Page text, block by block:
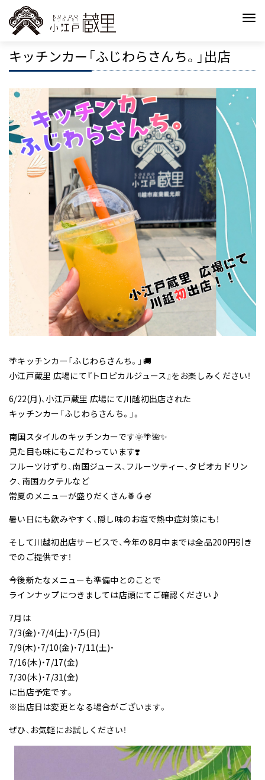
キッチンカー「ふじわらさんち。」出店
🌴キッチンカー「ふじわらさんち。」🚚
小江戸蔵里 広場にて『トロピカルジュース』をお楽しみください！
6/22(月)、小江戸蔵里 広場にて川越初出店された
キッチンカー「ふじわらさんち。」。
南国スタイルのキッチンカーです🌞🌴🌺✨
見た目も味にもこだわっています❣️
フルーツけずり、南国ジュース、フルーツティー、タピオカドリン
ク、南国カクテルなど
常夏のメニューが盛りだくさん🍍🥭🍧
暑い日にも飲みやすく、隠し味のお塩で熱中症対策にも！
そして川越初出店サービスで、今年の8月中までは全品200円引き
でのご提供です！
今後新たなメニューも準備中とのことで
ラインナップにつきましては店頭にてご確認ください♪
7月は
7/3(金)・7/4(土)・7/5(日)
7/9(木)・7/10(金)・7/11(土)・
7/16(木)・7/17(金)
7/30(木)・7/31(金)
に出店予定です。
※出店日は変更となる場合がございます。
ぜひ、お気軽にお試しください！